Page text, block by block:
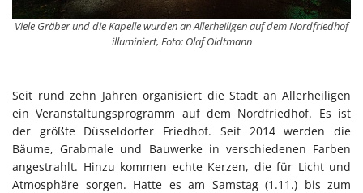
Viele Gräber und die Kapelle wurden an Allerheiligen auf dem Nordfriedhof
illuminiert, Foto: Olaf Oidtmann
Seit rund zehn Jahren organisiert die Stadt an Allerheiligen
ein Veranstaltungsprogramm auf dem Nordfriedhof. Es ist
der größte Düsseldorfer Friedhof. Seit 2014 werden die
Bäume, Grabmale und Bauwerke in verschiedenen Farben
angestrahlt. Hinzu kommen echte Kerzen, die für Licht und
Atmosphäre sorgen. Hatte es am Samstag (1.11.) bis zum